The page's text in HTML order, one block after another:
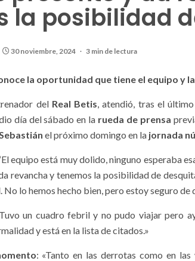
la posibilidad
30 noviembre, 2024 3 min de lectura
a los medios de comunicación en la rueda
YT (@Real Betis Balompié)
la oportunidad que tiene el equipo y
del Real Betis, atendió, tras el
día del sábado en la rueda de prensa
el próximo domingo en la jornada
equipo está muy dolido, ninguno esperaba
revancha y tenemos la posibilidad de
No lo hemos hecho bien, pero estoy seguro de
un cuadro febril y no pudo viajar pero
y está en la lista de citados.»
: «Tanto en las derrotas como en